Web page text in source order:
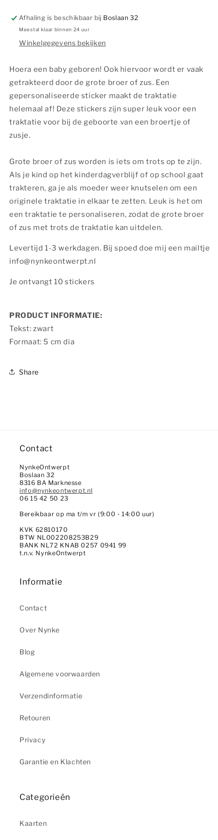
met
naam
Geboorte
|
stuks
met
naam
Geboorte
|
stuks
Afhaling is beschikbaar bij Boslaan 32
Meestal klaar binnen 24 uur
Winkelgegevens bekijken
Hoera een baby geboren! Ook hiervoor wordt er vaak
getrakteerd door de grote broer of zus. Een
gepersonaliseerde sticker maakt de traktatie
helemaal af! Deze stickers zijn super leuk voor een
traktatie voor bij de geboorte van een broertje of
zusje.
Grote broer of zus worden is iets om trots op te zijn.
Als je kind op het kinderdagverblijf of op school gaat
trakteren, ga je als moeder weer knutselen om een
originele traktatie in elkaar te zetten. Leuk is het om
een traktatie te personaliseren, zodat de grote broer
of zus met trots de traktatie kan uitdelen.
Levertijd 1-3 werkdagen. Bij spoed doe mij een mailtje
info@nynkeontwerpt.nl
Je ontvangt 10 stickers
PRODUCT INFORMATIE:
Tekst: zwart
Formaat: 5 cm dia
Share
Contact
NynkeOntwerpt
Boslaan 32
8316 BA Marknesse
info@nynkeontwerpt.nl
06 15 42 50 23
Bereikbaar op ma t/m vr (9:00 - 14:00 uur)
KVK 62810170
BTW NL002208253B29
BANK NL72 KNAB 0257 0941 99
t.n.v. NynkeOntwerpt
Informatie
Contact
Over Nynke
Blog
Algemene voorwaarden
Verzendinformatie
Retouren
Privacy
Garantie en Klachten
Categorieën
Kaarten